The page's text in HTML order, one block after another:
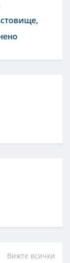
Вижте всички